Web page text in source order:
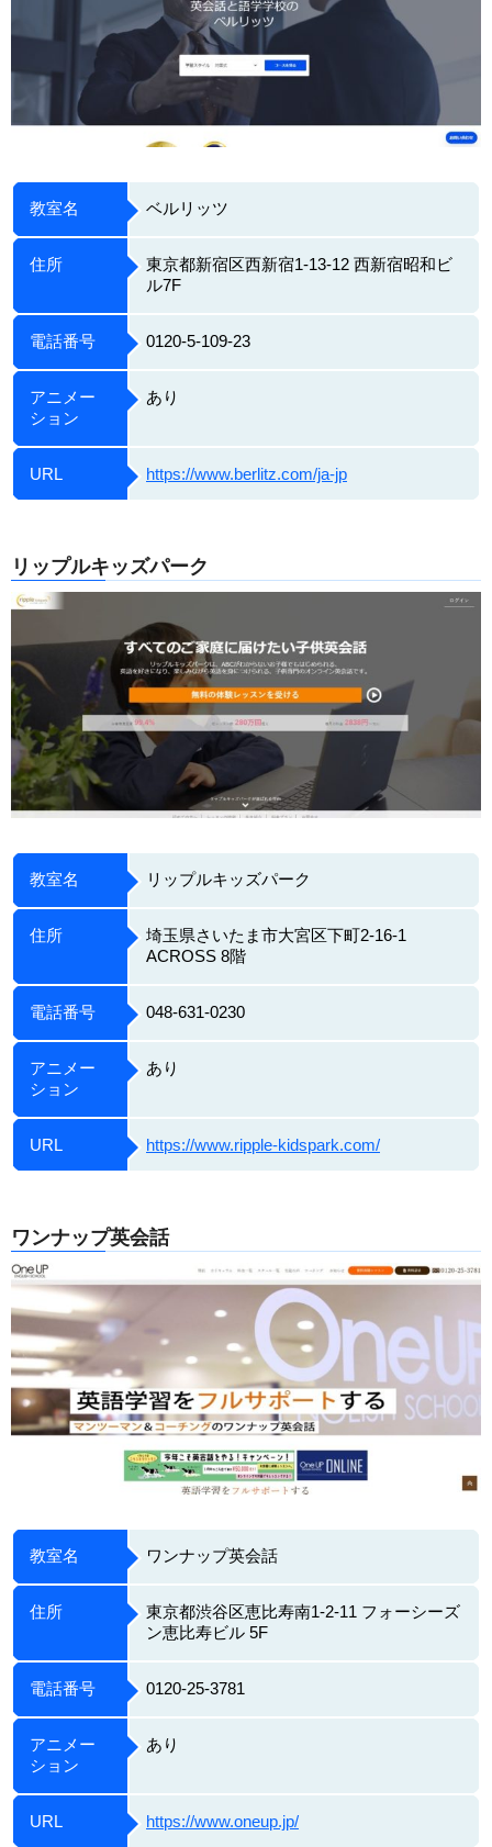
教室名 ベルリッツ
住所
東京都新宿区西新宿1-13-12 西新宿昭和ビ
ル7F
電話番号 0120-5-109-23
アニメー
ション
あり
URL https://www.berlitz.com/ja-jp
リップルキッズパーク
教室名 リップルキッズパーク
住所
埼玉県さいたま市大宮区下町2-16-1
ACROSS 8階
電話番号 048-631-0230
アニメー
ション
あり
URL https://www.ripple-kidspark.com/
ワンナップ英会話
教室名 ワンナップ英会話
住所
東京都渋谷区恵比寿南1-2-11 フォーシーズ
ン恵比寿ビル 5F
電話番号 0120-25-3781
アニメー
ション
あり
URL https://www.oneup.jp/